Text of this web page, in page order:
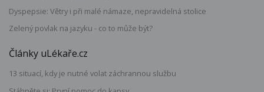
Dyspepsie: Větry i při malé námaze, nepravidelná stolice
Zelený povlak na jazyku - co to může být?
Články uLékaře.cz
13 situací, kdy je nutné volat záchrannou službu